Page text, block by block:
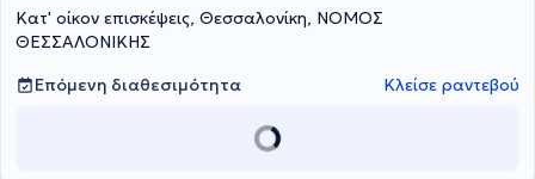
στην αποκατάσταση μετεγχειρητικών περιστατικών,στη θεραπεία
μυοσκελετικών δυσλειτουργιών, στη νευρολογική αποκατάσταση,
και στην εφαρμογή θεραπευτικής & αθλητικής μάλαξης.Είναι
κάτοχος διπλώματος Manual Therapy (Hellenic OMT eDu,
και
μέλος του Πανελλήνιου Συλλόγου Φυσικοθεραπευτών από το 2022.
Κατ' οίκον επισκέψεις, Θεσσαλονίκη, ΝΟΜΟΣ
ΘΕΣΣΑΛΟΝΙΚΗΣ
Επόμενη διαθεσιμότητα
Κλείσε ραντεβού